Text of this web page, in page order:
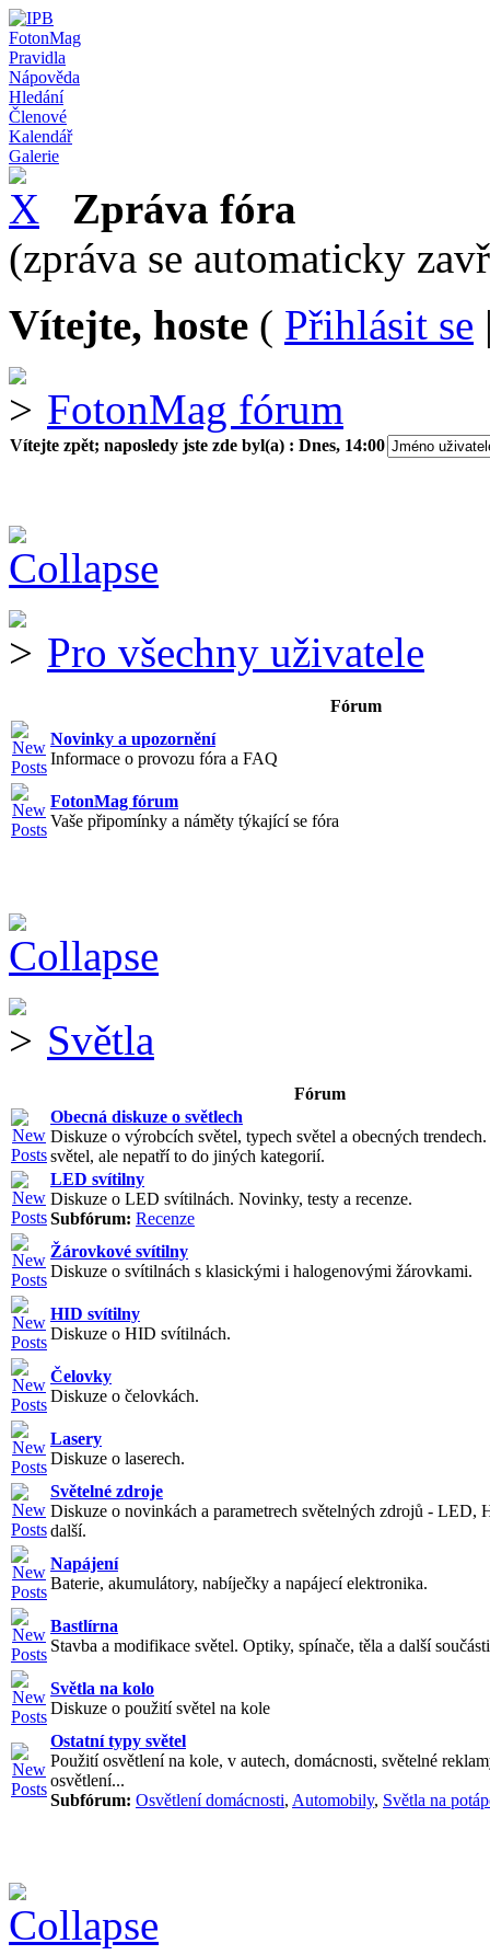
FotonMag
Pravidla
Nápověda
Hledání
Členové
Kalendář
Galerie
Zpráva fóra
(zpráva se automaticky
Vítejte, hoste ( Přihlásit se
FotonMag fórum
Vítejte zpět; naposledy jste zde byl(a) : Dnes, 14:00
Pro všechny uživatele
Fórum
Novinky a upozornění
Informace o provozu fóra a FAQ
FotonMag fórum
Vaše připomínky a náměty týkající se fóra
Světla
Fórum
Obecná diskuze o světlech
Diskuze o výrobcích světel, typech světel a obecných
světel, ale nepatří to do jiných kategorií.
LED svítilny
Diskuze o LED svítilnách. Novinky, testy a recenze.
Subfórum: Recenze
Žárovkové svítilny
Diskuze o svítilnách s klasickými i halogenovými žárovkami.
HID svítilny
Diskuze o HID svítilnách.
Čelovky
Diskuze o čelovkách.
Lasery
Diskuze o laserech.
Světelné zdroje
Diskuze o novinkách a parametrech světelných zdrojů - LED,
další.
Napájení
Baterie, akumulátory, nabíječky a napájecí elektronika.
Bastlírna
Stavba a modifikace světel. Optiky, spínače, těla a další
Světla na kolo
Diskuze o použití světel na kole
Ostatní typy světel
Použití osvětlení na kole, v autech, domácnosti, světelné
osvětlení...
Subfórum: Osvětlení domácnosti, Automobily, Světla na